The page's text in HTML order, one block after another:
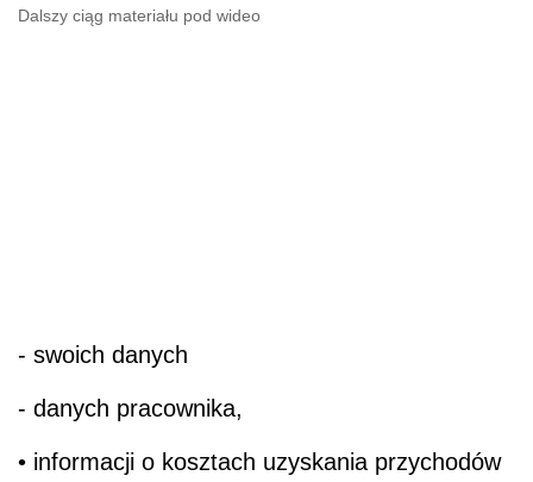
Dalszy ciąg materiału pod wideo
- swoich danych
- danych pracownika,
• informacji o kosztach uzyskania przychodów